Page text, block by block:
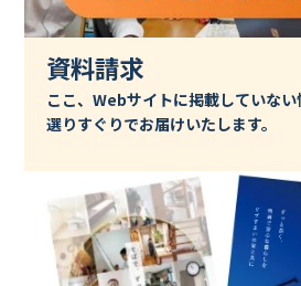
資料請求
ここ、Webサイトに掲載していない
選りすぐりでお届けいたします。